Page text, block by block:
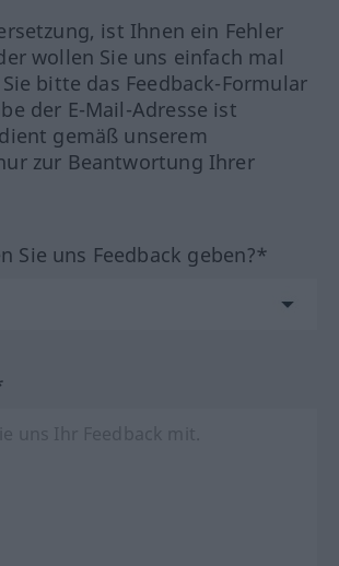
ist Ihnen ein Fehler
wollen Sie uns einfach mal
bitte das Feedback-Formular
der E-Mail-Adresse ist
gemäß unserem
zur Beantwortung Ihrer
Sie uns Feedback geben?*